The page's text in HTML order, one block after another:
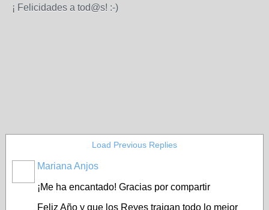
¡ Felicidades a tod@s! :-)
Load Previous Replies
Mariana Anjos
¡Me ha encantado! Gracias por compartir
Feliz Año y que los Reyes traigan todo lo mejor